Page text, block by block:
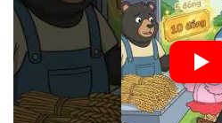
🎥 Xem video trực tiếp tại:
Nguồn: Cú Thông Thái